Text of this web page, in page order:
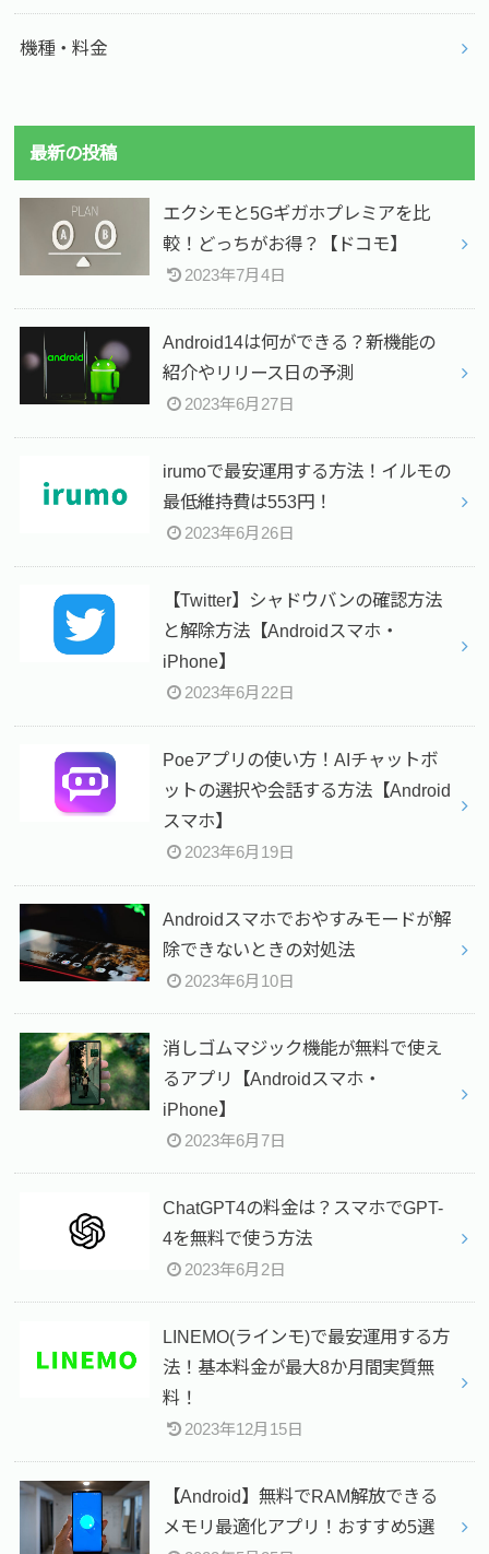
機種・料金
最新の投稿
エクシモと5Gギガホプレミアを比
較！どっちがお得？【ドコモ】
2023年7月4日
Android14は何ができる？新機能の
紹介やリリース日の予測
2023年6月27日
irumoで最安運用する方法！イルモの
最低維持費は553円！
2023年6月26日
【Twitter】シャドウバンの確認方法
と解除方法【Androidスマホ・
iPhone】
2023年6月22日
Poeアプリの使い方！AIチャットボ
ットの選択や会話する方法【Android
スマホ】
2023年6月19日
Androidスマホでおやすみモードが解
除できないときの対処法
2023年6月10日
消しゴムマジック機能が無料で使え
るアプリ【Androidスマホ・
iPhone】
2023年6月7日
ChatGPT4の料金は？スマホでGPT-
4を無料で使う方法
2023年6月2日
LINEMO(ラインモ)で最安運用する方
法！基本料金が最大8か月間実質無
料！
2023年12月15日
【Android】無料でRAM解放できる
メモリ最適化アプリ！おすすめ5選